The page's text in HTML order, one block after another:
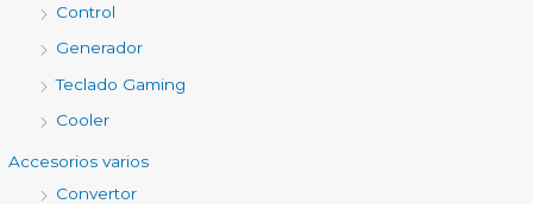
Control
Generador
Teclado Gaming
Cooler
Accesorios varios
Convertor